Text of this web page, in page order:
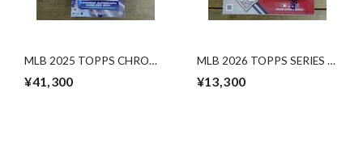
MLB 2025 TOPPS CHROME
¥41,300
MLB 2026 TOPPS SERIES 1
BOX
¥13,300